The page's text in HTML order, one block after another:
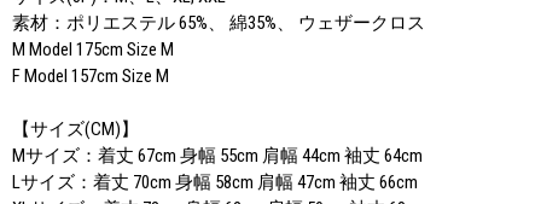
素材：ポリエステル 65%、 綿35%、 ウェザークロス
M Model 175cm Size M
F Model 157cm Size M
【サイズ(CM)】
Mサイズ：着丈 67cm 身幅 55cm 肩幅 44cm 袖丈 64cm
Lサイズ：着丈 70cm 身幅 58cm 肩幅 47cm 袖丈 66cm